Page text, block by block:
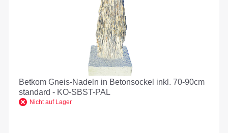
Betkom Gneis-Nadeln in Betonsockel inkl. 70-90cm
standard - KO-SBST-PAL
Nicht auf Lager